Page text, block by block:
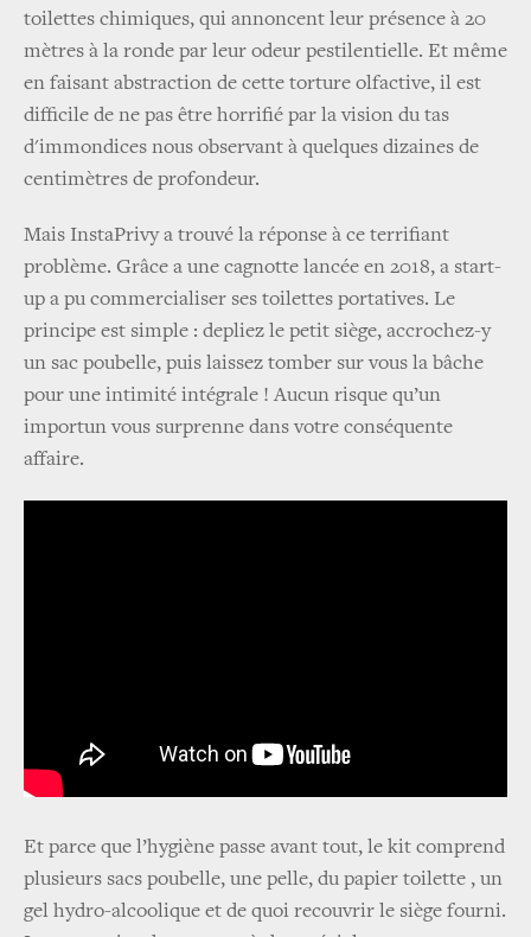
toilettes chimiques, qui annoncent leur présence à 20
mètres à la ronde par leur odeur pestilentielle. Et même
en faisant abstraction de cette torture olfactive, il est
difficile de ne pas être horrifié par la vision du tas
d'immondices nous observant à quelques dizaines de
centimètres de profondeur.
Mais InstaPrivy a trouvé la réponse à ce terrifiant
problème. Grâce a une cagnotte lancée en 2018, a start-
up a pu commercialiser ses toilettes portatives. Le
principe est simple : depliez le petit siège, accrochez-y
un sac poubelle, puis laissez tomber sur vous la bâche
pour une intimité intégrale ! Aucun risque qu’un
importun vous surprenne dans votre conséquente
affaire.
Et parce que l’hygiène passe avant tout, le kit comprend
plusieurs sacs poubelle, une pelle, du papier toilette , un
gel hydro-alcoolique et de quoi recouvrir le siège fourni.